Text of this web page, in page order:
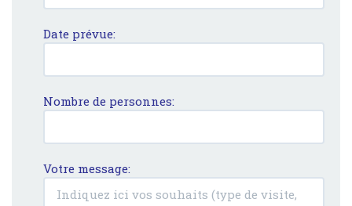
Date prévue:
Nombre de personnes:
Votre message: